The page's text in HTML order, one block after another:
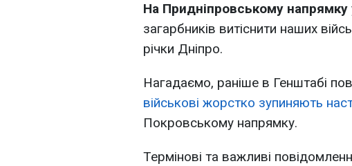
На Придніпровському напрямку
загарбників витіснити наших
річки Дніпро.
Нагадаємо, раніше в Генштабі
військові жорстко зупиняють
Покровському напрямку.
Термінові та важливі